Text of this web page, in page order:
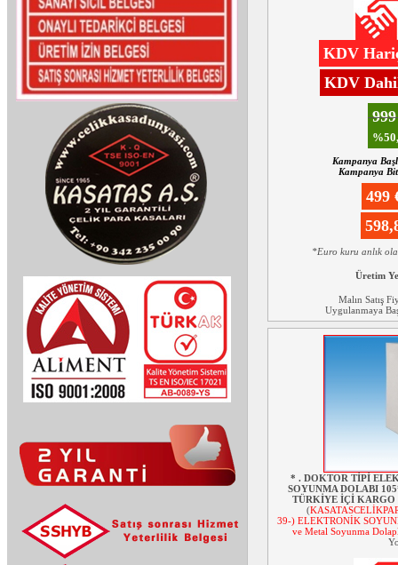
KDV
KDV
Kampanya
Kampanya
499
*Euro kuru anlık
Üretim
Malın Satış
Uygulanmaya
* . DOKTOR TİPİ
SOYUNMA DOLABI
TÜRKİYE İÇİ
(
39-) ELEKTRONİK
ve Metal Soyunma